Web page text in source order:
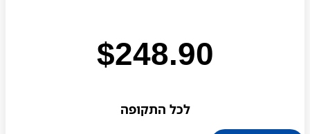
$248.90
לכל התקופה